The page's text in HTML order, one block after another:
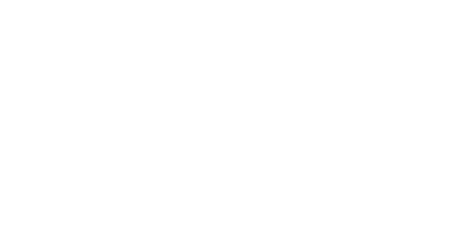
через 24 ч после приема парацетамола должно проводиться
отделения заболеваний печени.
аритмия, стимуляция ЦНС (бессонница, беспокойство, ажитация, тревога,
Следует учитывать, что появление клинически значимых
связано с тяжелым поражением печени на фоне передозировки
мероприятия, например, обильное питье и поддержание
рекомендуется прием активированного угля. Для
со стороны желудочно-кишечного тракта, включая тошноту и рвоту.
гипернатриемию.